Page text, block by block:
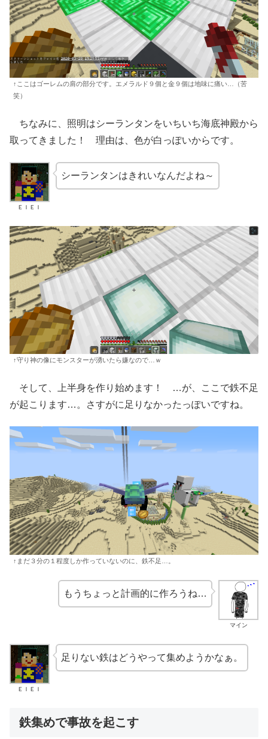
↑ここはゴーレムの肩の部分です。エメラルド９個と金９個は地味に痛い…（苦
笑）
ちなみに、照明はシーランタンをいちいち海底神殿から
取ってきました！ 理由は、色が白っぽいからです。
ＥＩＥＩ
シーランタンはきれいなんだよね～
↑守り神の像にモンスターが湧いたら嫌なので…ｗ
そして、上半身を作り始めます！ …が、ここで鉄不足
が起こります…。さすがに足りなかったっぽいですね。
↑まだ３分の１程度しか作っていないのに、鉄不足…。
マイン
もうちょっと計画的に作ろうね…
ＥＩＥＩ
足りない鉄はどうやって集めようかなぁ。
鉄集めで事故を起こす